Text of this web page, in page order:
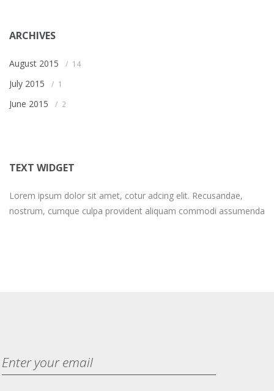
ARCHIVES
August 2015 14
July 2015 1
June 2015 2
TEXT WIDGET
Lorem ipsum dolor sit amet, cotur adcing elit. Recusandae,
nostrum, cumque culpa provident aliquam commodi assumenda